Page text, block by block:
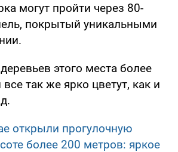
могут пройти через 80-
покрытый уникальными
этого места более
так же ярко цветут, как и
открыли прогулочную
более 200 метров: яркое